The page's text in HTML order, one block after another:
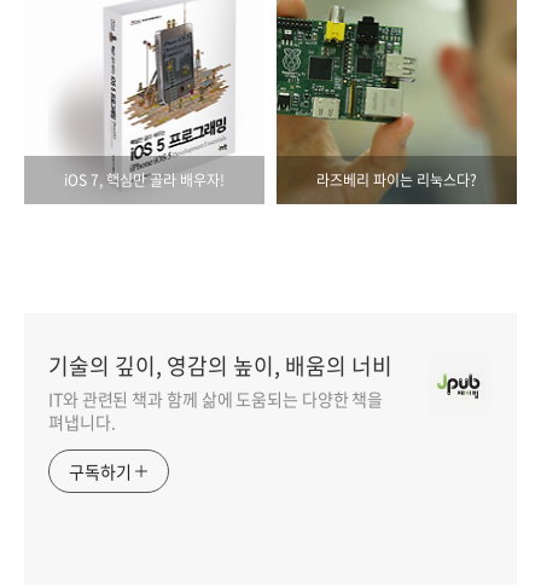
iOS 7, 핵심만 골라 배우자! 라즈베리 파이는 리눅스다?
기술의 깊이, 영감의 높이, 배움의 너비
IT와 관련된 책과 함께 삶에 도움되는 다양한 책을
펴냅니다.
구독하기